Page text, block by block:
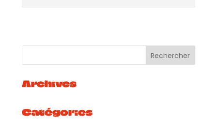
Archives
Catégories